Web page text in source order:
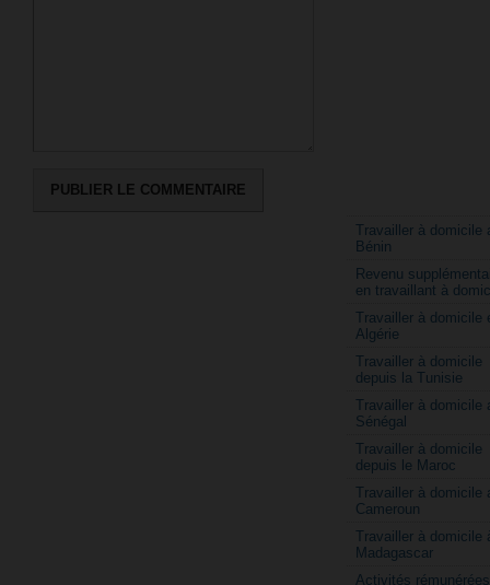
Travailler à domicile
Bénin
Revenu
en travaillant à
Travailler à domicile
Algérie
Travailler à domicile
depuis la Tunisie
Travailler à domicile
Sénégal
Travailler à domicile
depuis le Maroc
Travailler à domicile
Cameroun
Travailler à domicile
Madagascar
Activités